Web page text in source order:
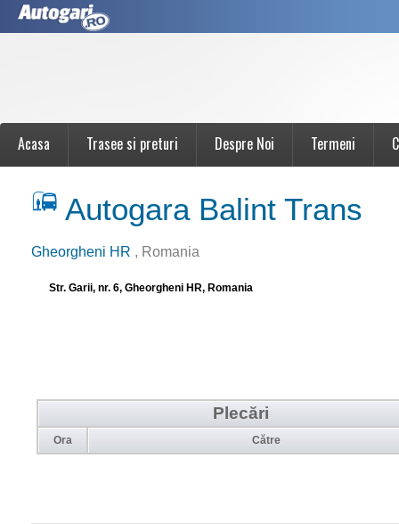
Acasa Trasee si preturi Despre Noi Termeni
Autogara Balint Trans
Gheorgheni HR , Romania
Str. Garii, nr. 6, Gheorgheni HR, Romania
Plecări
Ora Către